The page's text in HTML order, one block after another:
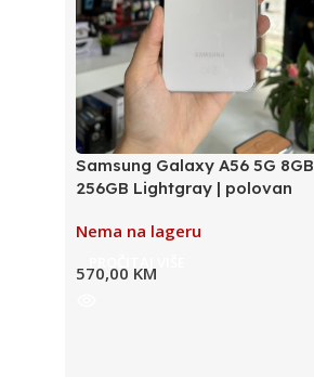
Samsung Galaxy A56 5G 8GB
256GB Lightgray | polovan
Nema na lageru
570,00 KM